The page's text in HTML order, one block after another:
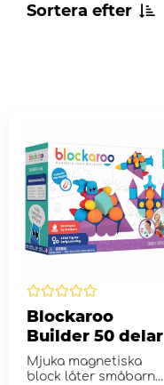
Sortera efter
Blockaroo
Builder 50 delar
Mjuka magnetiska
block låter småbarn